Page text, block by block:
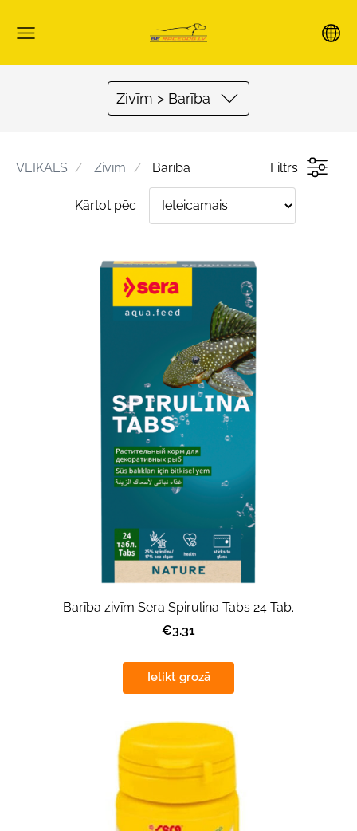
Zivīm > Barība
VEIKALS Zivīm Barība Filtrs
Kārtot pēc
Barība zivīm Sera Spirulina Tabs 24 Tab.
€3.31
Ielikt grozā